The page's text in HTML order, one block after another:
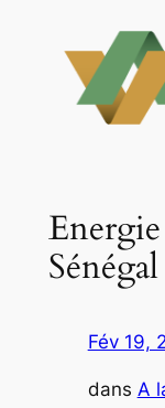
contenu
Fév 19,
dans A